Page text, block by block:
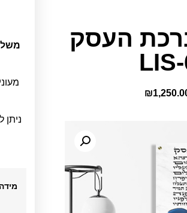
העסק
₪
מידה